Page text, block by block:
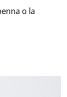
o la